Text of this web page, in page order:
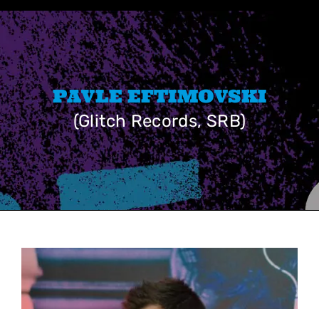
Skip
to
content
PAVLE EFTIMOVSKI
(Glitch Records, SRB)
View
Larger
Image